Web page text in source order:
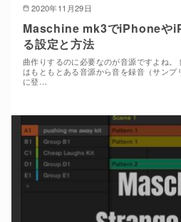
2020年11月29日
Maschine mk3でiPhoneや
る設定と方法
曲作りするのに必要なのが音源ですよね
はもともとある音源から音を録音（サン
に登…